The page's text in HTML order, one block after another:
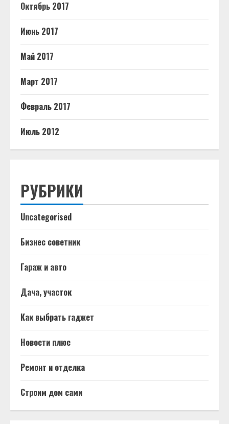
Октябрь 2017
Июнь 2017
Май 2017
Март 2017
Февраль 2017
Июль 2012
РУБРИКИ
Uncategorised
Бизнес советник
Гараж и авто
Дача, участок
Как выбрать гаджет
Новости плюс
Ремонт и отделка
Строим дом сами